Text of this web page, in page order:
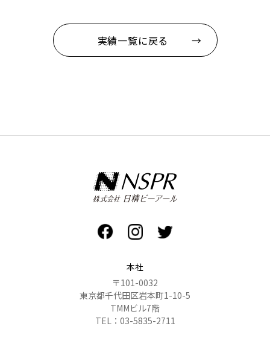
実績一覧に戻る →
本社
〒101-0032
東京都千代田区岩本町1-10-5
TMMビル7階
TEL：03-5835-2711